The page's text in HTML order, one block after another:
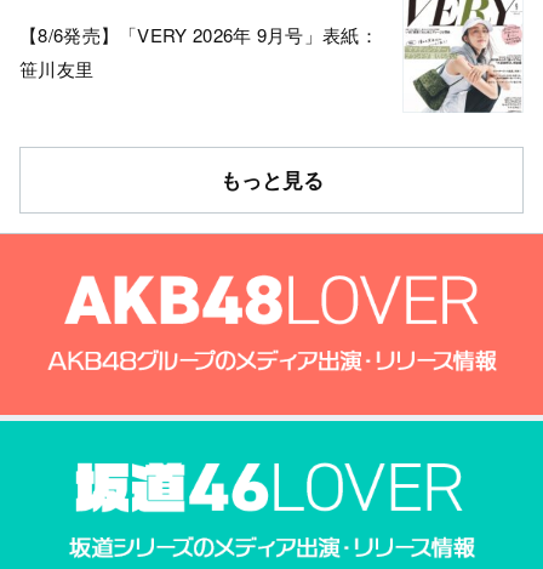
【8/6発売】「VERY 2026年 9月号」表紙：
笹川友里
もっと見る